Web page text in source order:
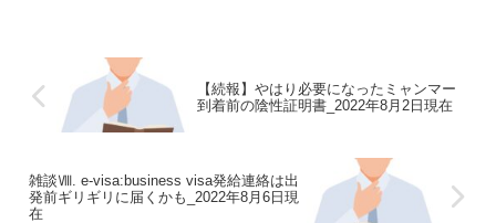
【続報】やはり必要になったミャンマー
到着前の陰性証明書_2022年8月2日現在
雑談Ⅷ. e-visa:business visa発給連絡は出
発前ギリギリに届くかも_2022年8月6日現
在